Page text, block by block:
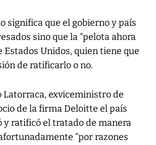
significa que el gobierno y país
sino que la “pelota ahora
Estados Unidos, quien tiene que
de ratificarlo o no.
Latorraca, exviceministro de
de la firma Deloitte el país
y ratificó el tratado de manera
“por razones